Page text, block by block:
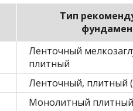
Тип
Ленточный
плитный
Ленточный, плитный
Монолитный